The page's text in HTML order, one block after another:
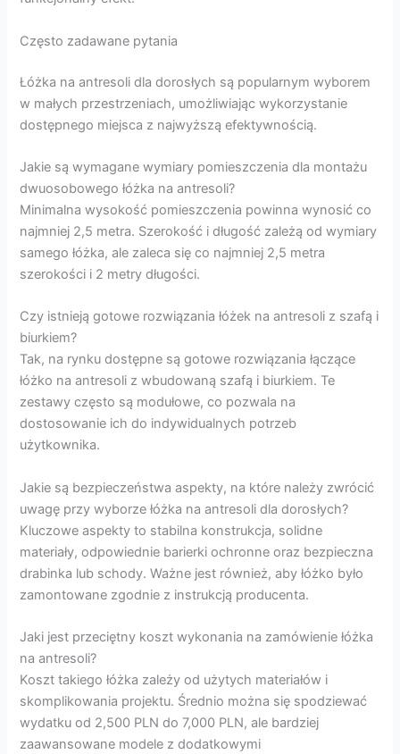
Często zadawane pytania
Łóżka na antresoli dla dorosłych są popularnym wyborem
w małych przestrzeniach, umożliwiając wykorzystanie
dostępnego miejsca z najwyższą efektywnością.
Jakie są wymagane wymiary pomieszczenia dla montażu
dwuosobowego łóżka na antresoli?
Minimalna wysokość pomieszczenia powinna wynosić co
najmniej 2,5 metra. Szerokość i długość zależą od wymiary
samego łóżka, ale zaleca się co najmniej 2,5 metra
szerokości i 2 metry długości.
Czy istnieją gotowe rozwiązania łóżek na antresoli z szafą i
biurkiem?
Tak, na rynku dostępne są gotowe rozwiązania łączące
łóżko na antresoli z wbudowaną szafą i biurkiem. Te
zestawy często są modułowe, co pozwala na
dostosowanie ich do indywidualnych potrzeb
użytkownika.
Jakie są bezpieczeństwa aspekty, na które należy zwrócić
uwagę przy wyborze łóżka na antresoli dla dorosłych?
Kluczowe aspekty to stabilna konstrukcja, solidne
materiały, odpowiednie barierki ochronne oraz bezpieczna
drabinka lub schody. Ważne jest również, aby łóżko było
zamontowane zgodnie z instrukcją producenta.
Jaki jest przeciętny koszt wykonania na zamówienie łóżka
na antresoli?
Koszt takiego łóżka zależy od użytych materiałów i
skomplikowania projektu. Średnio można się spodziewać
wydatku od 2,500 PLN do 7,000 PLN, ale bardziej
zaawansowane modele z dodatkowymi